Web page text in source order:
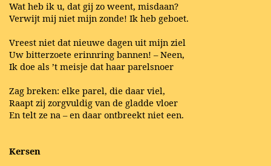
Wat heb ik u, dat gij zo weent, misdaan?
Verwijt mij niet mijn zonde! Ik heb geboet.
Vreest niet dat nieuwe dagen uit mijn ziel
Uw bitterzoete erinnring bannen! – Neen,
Ik doe als ’t meisje dat haar parelsnoer
Zag breken: elke parel, die daar viel,
Raapt zij zorgvuldig van de gladde vloer
En telt ze na – en daar ontbreekt niet een.
Kersen